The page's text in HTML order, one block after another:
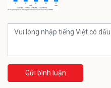
Gửi bình luận